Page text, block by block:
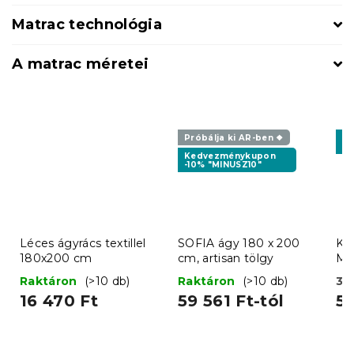
Matrac technológia
A matrac méretei
Léces ágyrács textillel
180x200 cm
Raktáron
(>10 db)
16 470 Ft
Próbálja ki AR-ben ❖
Kedvezménykupon
-10% "MINUSZ10"
SOFIA ágy 180 x 200
cm, artisan tölgy
Raktáron
(>10 db)
59 561 Ft-tól
3